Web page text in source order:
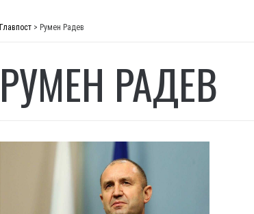
Главпост > Румен Радев
РУМЕН РАДЕВ